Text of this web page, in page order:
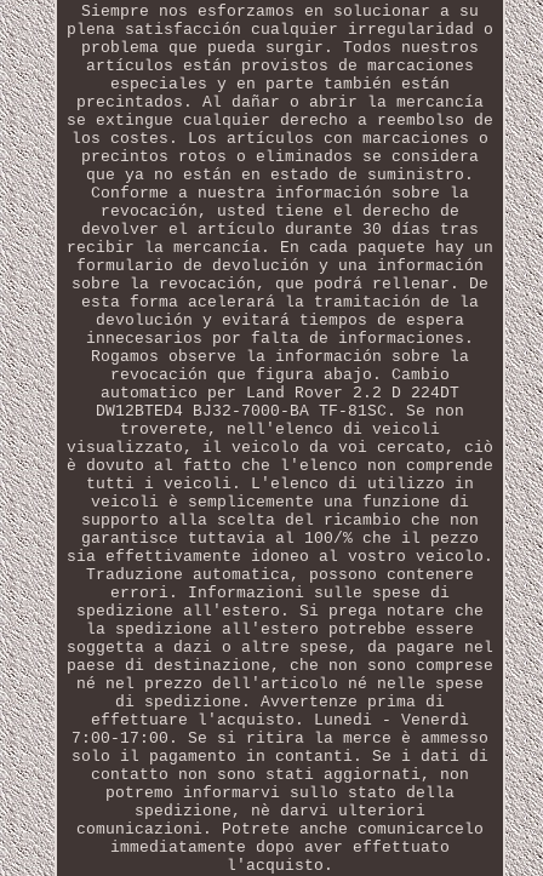
Siempre nos esforzamos en solucionar a su
plena satisfacción cualquier irregularidad o
problema que pueda surgir. Todos nuestros
artículos están provistos de marcaciones
especiales y en parte también están
precintados. Al dañar o abrir la mercancía
se extingue cualquier derecho a reembolso de
los costes. Los artículos con marcaciones o
precintos rotos o eliminados se considera
que ya no están en estado de suministro.
Conforme a nuestra información sobre la
revocación, usted tiene el derecho de
devolver el artículo durante 30 días tras
recibir la mercancía. En cada paquete hay un
formulario de devolución y una información
sobre la revocación, que podrá rellenar. De
esta forma acelerará la tramitación de la
devolución y evitará tiempos de espera
innecesarios por falta de informaciones.
Rogamos observe la información sobre la
revocación que figura abajo. Cambio
automatico per Land Rover 2.2 D 224DT
DW12BTED4 BJ32-7000-BA TF-81SC. Se non
troverete, nell'elenco di veicoli
visualizzato, il veicolo da voi cercato, ciò
è dovuto al fatto che l'elenco non comprende
tutti i veicoli. L'elenco di utilizzo in
veicoli è semplicemente una funzione di
supporto alla scelta del ricambio che non
garantisce tuttavia al 100/% che il pezzo
sia effettivamente idoneo al vostro veicolo.
Traduzione automatica, possono contenere
errori. Informazioni sulle spese di
spedizione all'estero. Si prega notare che
la spedizione all'estero potrebbe essere
soggetta a dazi o altre spese, da pagare nel
paese di destinazione, che non sono comprese
né nel prezzo dell'articolo né nelle spese
di spedizione. Avvertenze prima di
effettuare l'acquisto. Lunedi - Venerdì
7:00-17:00. Se si ritira la merce è ammesso
solo il pagamento in contanti. Se i dati di
contatto non sono stati aggiornati, non
potremo informarvi sullo stato della
spedizione, nè darvi ulteriori
comunicazioni. Potrete anche comunicarcelo
immediatamente dopo aver effettuato
l'acquisto.